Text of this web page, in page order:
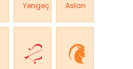
Yengeç Aslan